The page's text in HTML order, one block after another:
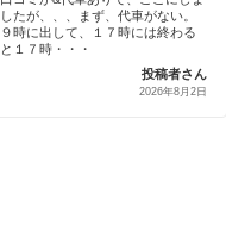
したが、、、まず、代車がない。
９時に出して、１７時には終わる
と１７時・・・
投稿者さん
2026年8月2日